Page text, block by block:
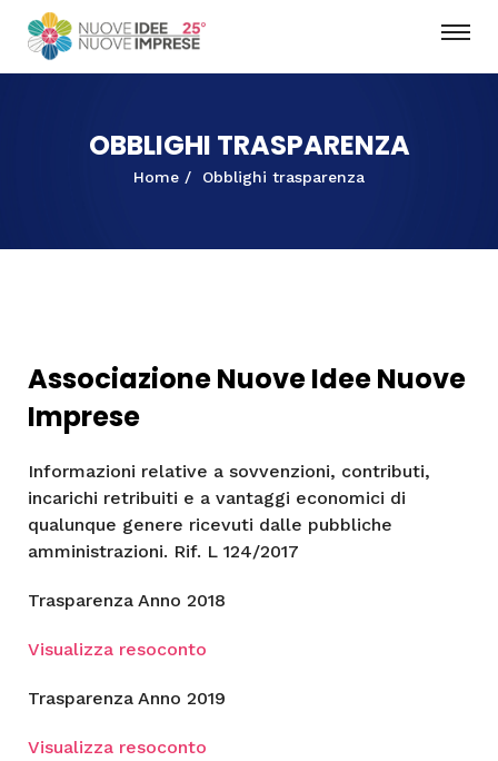
OBBLIGHI TRASPARENZA
Home Obblighi trasparenza
Associazione Nuove Idee Nuove
Imprese
Informazioni relative a sovvenzioni, contributi,
incarichi retribuiti e a vantaggi economici di
qualunque genere ricevuti dalle pubbliche
amministrazioni. Rif. L 124/2017
Trasparenza Anno 2018
Visualizza resoconto
Trasparenza Anno 2019
Visualizza resoconto